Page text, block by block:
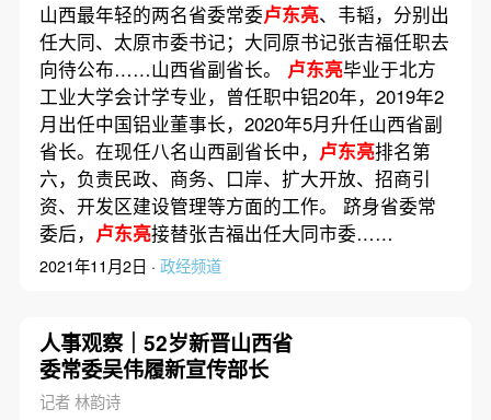
山西最年轻的两名省委常委卢东亮、韦韬，分别出
任大同、太原市委书记；大同原书记张吉福任职去
向待公布……山西省副省长。 卢东亮毕业于北方
工业大学会计学专业，曾任职中铝20年，2019年2
月出任中国铝业董事长，2020年5月升任山西省副
省长。在现任八名山西副省长中， 卢东亮排名第
六，负责民政、商务、口岸、扩大开放、招商引
资、开发区建设管理等方面的工作。 跻身省委常
委后， 卢东亮接替张吉福出任大同市委……
2021年11月2日 · 政经频道
人事观察｜52岁新晋山西省
委常委吴伟履新宣传部长
记者 林韵诗